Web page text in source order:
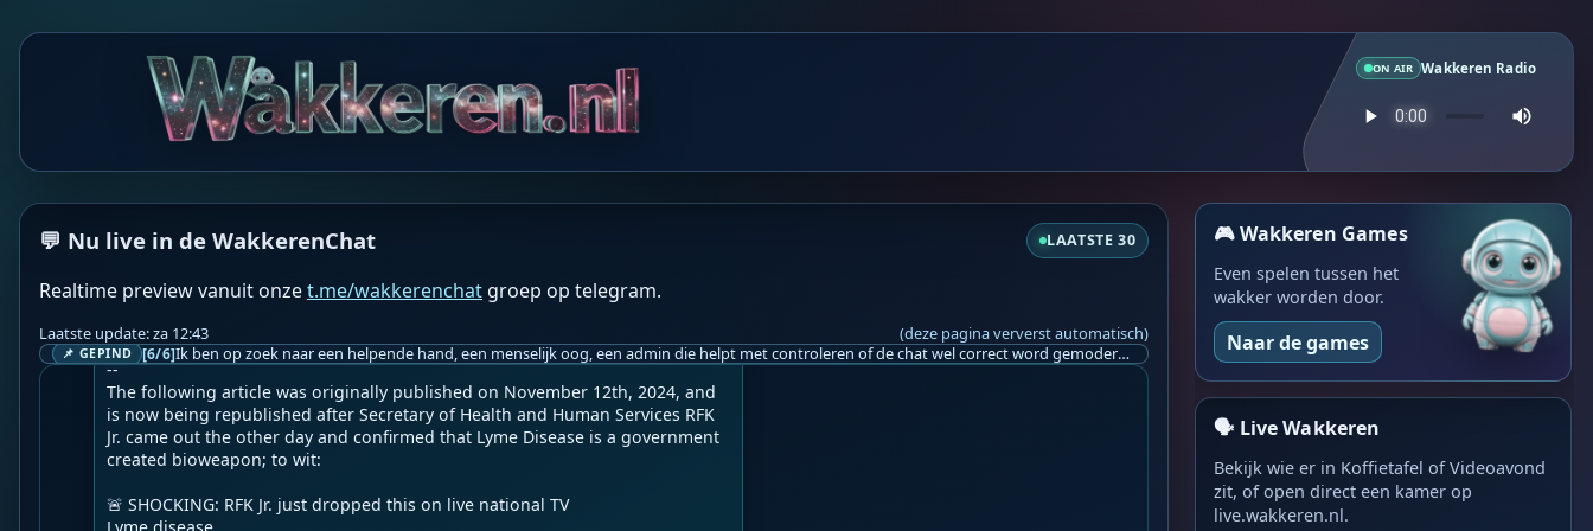
ON AIR Wakkeren Radio
💬 Nu live in de WakkerenChat LAATSTE 30
Realtime preview vanuit onzet.me/wakkerenchat groep op telegram.
Laatste update: za 12:43 (deze pagina ververst automatisch)
📌 GEPIND [6/6] Ik ben op zoek naar een helpende hand, een menselijk oog, een admin die helpt met controleren of de chat wel correct word gemodereerd word door NoMoSpam. 98% gaat automatisch goed, toch ik dit nooit helemaal loslaten en moet er altijd een mens mee blijven opletten bij elke beslissing die gemaakt word. Waar bestaan de werkzaamheden uit? Mee kijken in admin log kanaal naar alle drugs/porno/scams die voorbij komen en in het geval van een randgevalletje, ingrijpen en b.v. een verwijderd maar wel toegestaan bericht terug plaatsen met een druk op de knop. tsja zo banaal en simpel is het gesteld.. Word je hier blij van? Nee. Strookt het je ego? Nee. Word je er beter van? Nee. Kost het veel tijd? Totaal niet, consistentie en regelmaat is belangrijker dan 'er even voor kunnen gaan zitten'.. het werk is in een paar seconden gepiept.. je checkt puur of AI de juiste beslissing heeft gemaakt.. …
WF Wakkere Fabels BOT za 12:43
☀️2nd Smartest Guy in the World☀️
LYME DISEASE BIOWEAPON CURE: Ivermectin & Doxycycline Combination The
rapy - Testimonials & Research
Geupload door: De Wakkeren Chat
--
The following article was originally published on November 12th, 2024, and
is now being republished after Secretary of Health and Human Services RFK
Jr. came out the other day and confirmed that Lyme Disease is a government
created bioweapon; to wit:
🚨 SHOCKING: RFK Jr. just dropped this on live national TV
🎮 Wakkeren Games
Even spelen tussen het
wakker worden door.
Naar de games
🗣️ Live Wakkeren
Bekijk wie er in Koffietafel of Videoavond
zit, of open direct een kamer op
live.wakkeren.nl.